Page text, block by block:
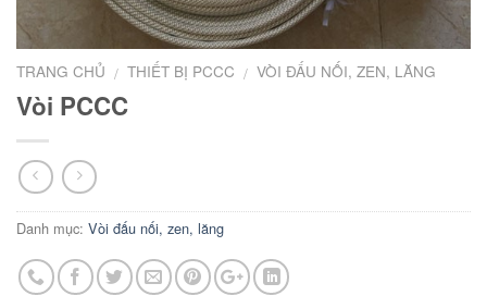
TRANG CHỦ / THIẾT BỊ PCCC / VÒI ĐẤU NỐI, ZEN, LĂNG
Vòi PCCC
Danh mục: Vòi đấu nối, zen, lăng